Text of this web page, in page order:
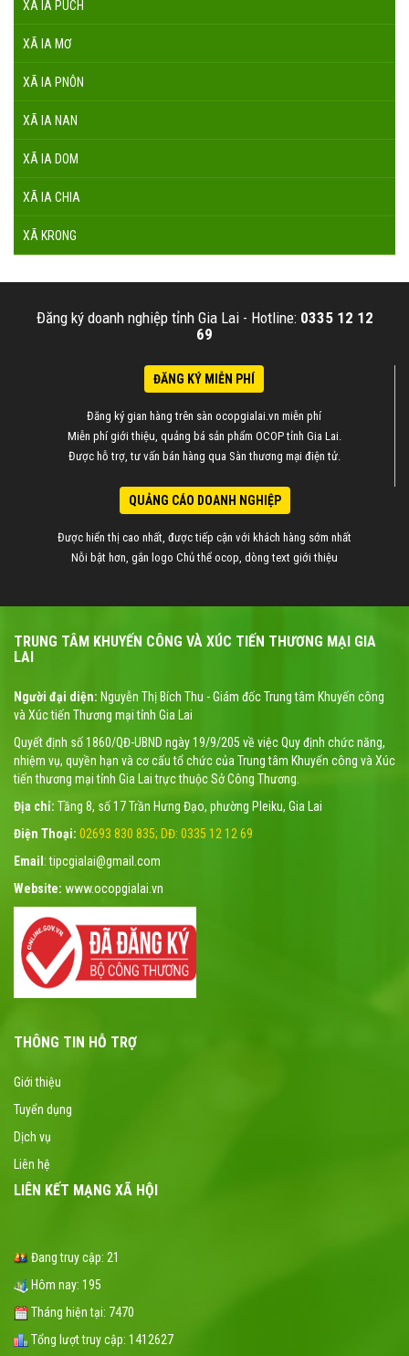
XÃ IA PÚCH
XÃ IA MƠ
XÃ IA PNÔN
XÃ IA NAN
XÃ IA DOM
XÃ IA CHIA
XÃ KRONG
Đăng ký doanh nghiệp tỉnh Gia Lai - Hotline: 0335 12 12
69
ĐĂNG KÝ MIỄN PHÍ
Đăng ký gian hàng trên sàn ocopgialai.vn miễn phí
Miễn phí giới thiệu, quảng bá sản phẩm OCOP tỉnh Gia Lai.
Được hỗ trợ, tư vấn bán hàng qua Sàn thương mại điện tử.
QUẢNG CÁO DOANH NGHIỆP
Được hiển thị cao nhất, được tiếp cận với khách hàng sớm nhất
Nỗi bật hơn, gắn logo Chủ thể ocop, dòng text giới thiệu
TRUNG TÂM KHUYẾN CÔNG VÀ XÚC TIẾN THƯƠNG MẠI GIA
LAI
Người đại diện: Nguyễn Thị Bích Thu - Giám đốc Trung tâm Khuyến công
và Xúc tiến Thương mại tỉnh Gia Lai
Quyết định số 1860/QĐ-UBND ngày 19/9/205 về việc Quy định chức năng,
nhiệm vụ, quyền hạn và cơ cấu tổ chức của Trung tâm Khuyến công và Xúc
tiến thương mại tỉnh Gia Lai trực thuộc Sở Công Thương.
Địa chỉ: Tầng 8, số 17 Trần Hưng Đạo, phường Pleiku, Gia Lai
Điện Thoại: 02693 830 835; DĐ: 0335 12 12 69
Email : tipcgialai@gmail.com
Website: www.ocopgialai.vn
THÔNG TIN HỖ TRỢ
Giới thiệu
Tuyển dụng
Dịch vụ
Liên hệ
LIÊN KẾT MẠNG XÃ HỘI
Đang truy cập: 21
Hôm nay: 195
Tháng hiện tại: 7470
Tổng lượt truy cập: 1412627